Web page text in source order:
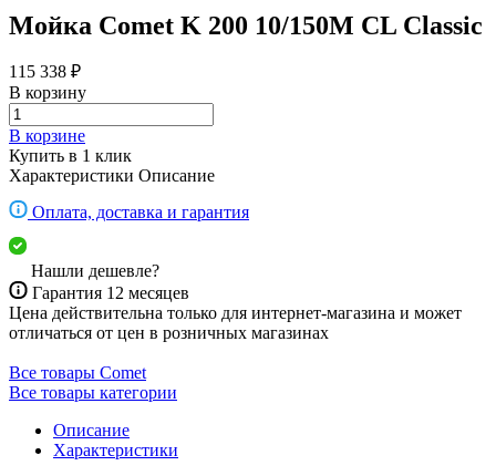
Мойка Comet K 200 10/150M CL Classic
115 338 ₽
В корзину
В корзине
Купить в 1 клик
Характеристики Описание
Оплата, доставка и гарантия
Нашли дешевле?
Гарантия 12 месяцев
Цена действительна только для интернет-магазина и может
отличаться от цен в розничных магазинах
Все товары Comet
Все товары категории
Описание
Характеристики